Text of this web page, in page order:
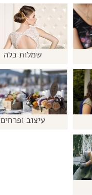
שמלות כלה
עיצוב ופרחים